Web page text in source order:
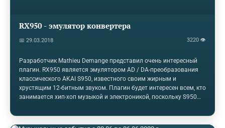
RX950 - эмулятор конвертера
📅 29.03.2018 3220 👁
Разработчик Mathieu Demange представил очень интересный
плагин. RX950 является эмулятором AD / DA-преобразования
классического AKAI S950, известного своим жирным и
хрустящим 12-битным звуком. Плагин будет интересен всем, кто
занимается хип-хоп музыкой и электроникой, поскольку S950
Разработчик утверждает, что RX950 предлагает идеальное
моделирование аудиосигнала S950, причем реплика является